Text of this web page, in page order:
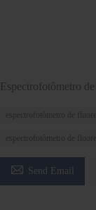
Espectrofotômetro
espectrofotômetro de
espectrofotômetro de
 Send Email